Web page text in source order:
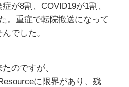
が8割、COVID19が1割、
。重症で転院搬送になって
でした。
のですが、
に限界があり、残